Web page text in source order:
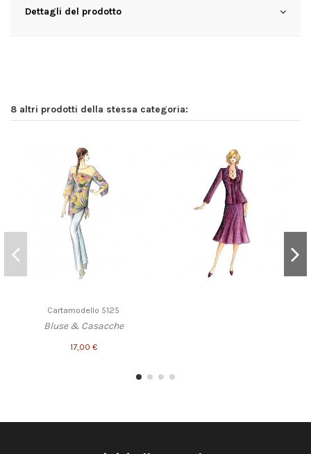
Dettagli del prodotto
8 altri prodotti della stessa categoria:
Cartamodello 5125
Bluse & Casacche
17,00 €